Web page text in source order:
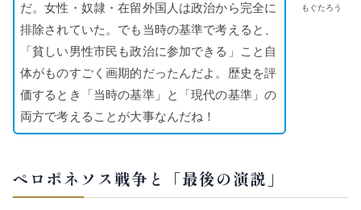
もぐたろう
だ。女性・奴隷・在留外国人は政治から完全に
排除されていた。でも当時の基準で考えると、
「貧しい男性市民も政治に参加できる」こと自
体がものすごく画期的だったんだよ。歴史を評
価するとき「当時の基準」と「現代の基準」の
両方で考えることが大事なんだね！
ペロポネソス戦争と「最後の演説」